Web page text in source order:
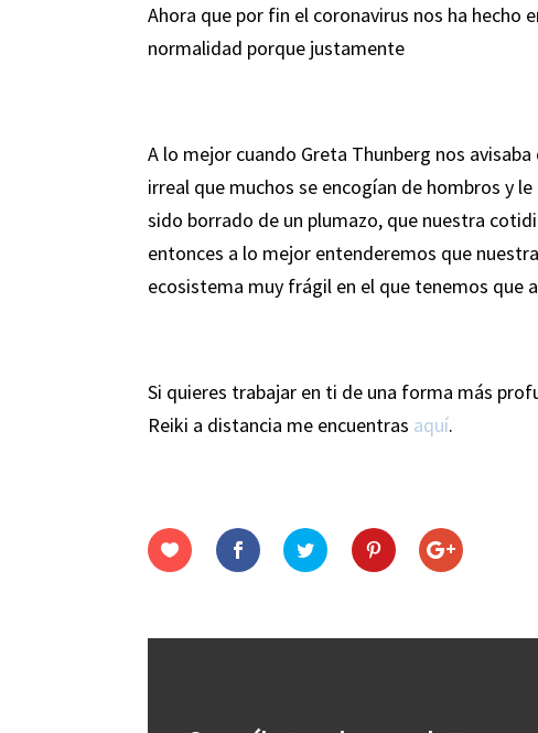
Ahora que por fin el coronavirus nos ha hecho
normalidad porque justamente
A lo mejor cuando Greta Thunberg nos
irreal que muchos se encogían de hombros y
sido borrado de un plumazo, que nuestra
entonces a lo mejor entenderemos que
ecosistema muy frágil en el que tenemos que
Si quieres trabajar en ti de una forma más
Reiki a distancia me encuentras aquí.